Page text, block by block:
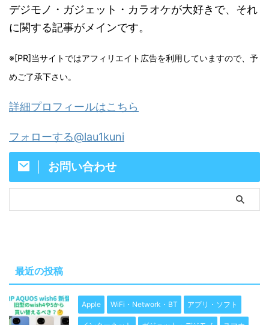
デジモノ・ガジェット・カラオケが大好きで、それ
に関する記事がメインです。
※[PR]当サイトではアフィリエイト広告を利用していますので、予
めご了承下さい。
詳細プロフィールはこちら
フォローする@lau1kuni
お問い合わせ
最近の投稿
Apple WiFi・Network・BT アプリ・ソフト